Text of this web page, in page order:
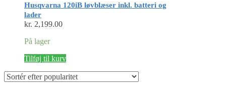
Husqvarna 120iB løvblæser inkl. batteri og
lader
kr. 2,199.00
På lager
Tilføj til kurv